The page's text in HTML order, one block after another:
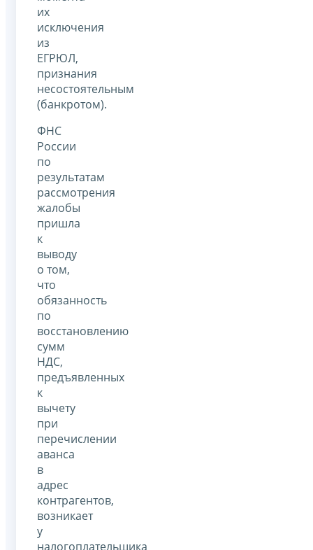
их
исключения
из
ЕГРЮЛ,
признания
несостоятельным
(банкротом).
ФНС
России
по
результатам
рассмотрения
жалобы
пришла
к
выводу
о том,
что
обязанность
по
восстановлению
сумм
НДС,
предъявленных
к
вычету
при
перечислении
аванса
в
адрес
контрагентов,
возникает
у
налогоплательщика